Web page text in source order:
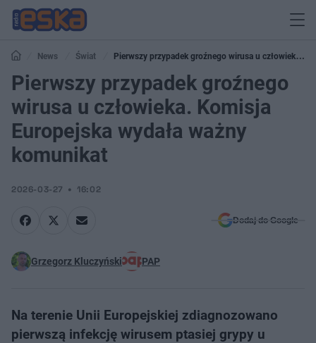
News Świat
Pierwszy przypadek groźnego wirusa u człowieka.
Komisja Europejska wydała ważny komunikat
Pierwszy przypadek groźnego
wirusa u człowieka. Komisja
Europejska wydała ważny
komunikat
2026-03-27 16:02
Dodaj do Google
Grzegorz Kluczyński PAP
Na terenie Unii Europejskiej zdiagnozowano
pierwszą infekcję wirusem ptasiej grypy u